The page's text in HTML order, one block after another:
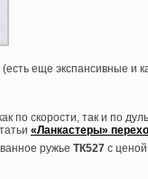
еще экспансивные и
по скорости, так и по
«Ланкастеры»
ружье ТК527 с